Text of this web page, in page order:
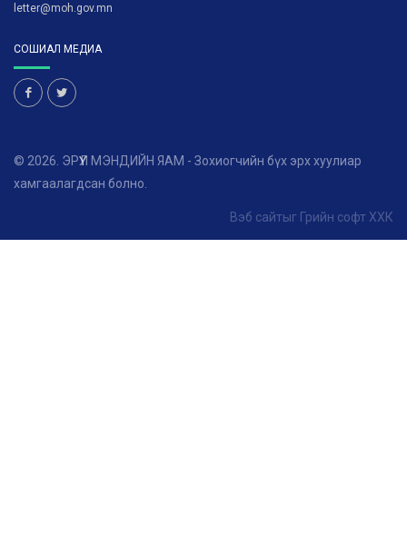
letter@moh.gov.mn
СОШИАЛ МЕДИА
© 2026. ЭРҮҮЛ МЭНДИЙН ЯАМ - Зохиогчийн бүх эрх хуулиар
хамгаалагдсан болно.
Вэб сайтыг Грийн софт ХХК